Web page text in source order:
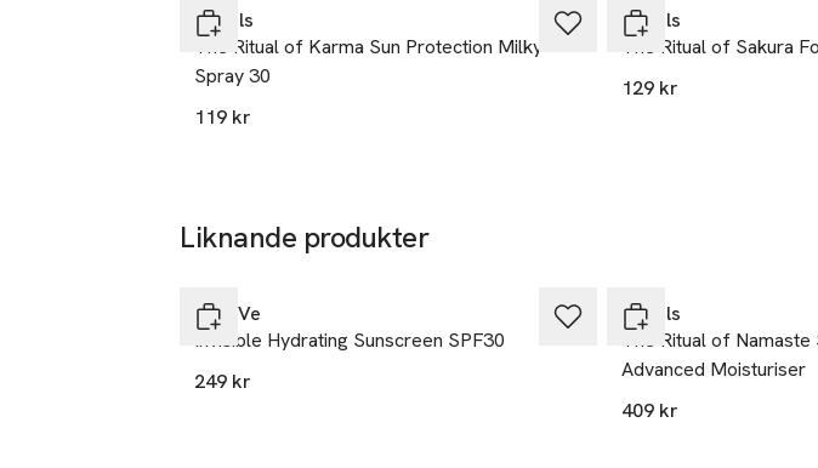
Rituals
The Ritual of Karma Sun Protection Milky
Spray 30
119 kr
Rituals
The Ritual of Sakura
129 kr
Liknande produkter
CeraVe
Invisible Hydrating Sunscreen SPF30
249 kr
Rituals
The Ritual of Namaste
Advanced Moisturiser
409 kr